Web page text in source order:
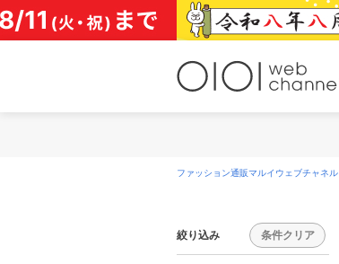
コ
ン
テ
ファッション通販マルイウェブチャネル
絞り込み 条件クリア